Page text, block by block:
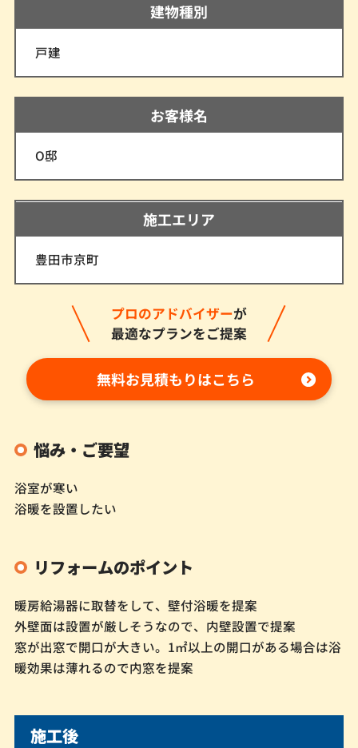
建物種別
戸建
お客様名
O邸
施工エリア
豊田市京町
プロのアドバイザーが
最適なプランをご提案
無料お見積もりはこちら
悩み・ご要望
浴室が寒い
浴暖を設置したい
リフォームのポイント
暖房給湯器に取替をして、壁付浴暖を提案
外壁面は設置が厳しそうなので、内壁設置で提案
窓が出窓で開口が大きい。1㎡以上の開口がある場合は浴
暖効果は薄れるので内窓を提案
施工後